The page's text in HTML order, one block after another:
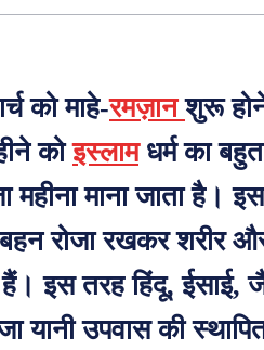
को माहे-रमज़ानशुरू
कोइस्लामधर्म का बहुत
महीना माना जाता है। इस
रोजा रखकर शरीर
इस तरह हिंदू, ईसाई,
यानी उपवास की